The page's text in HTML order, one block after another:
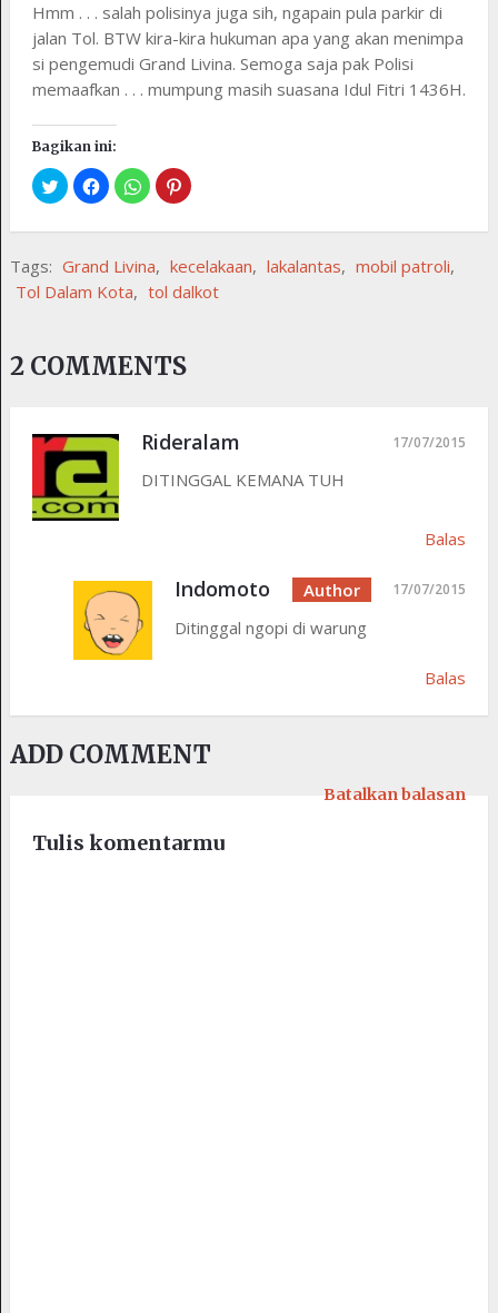
— dea mongkar (@deamongkar)July 17,
2015
Hmm . . . salah polisinya juga sih, ngapain pula parkir di
jalan Tol. BTW kira-kira hukuman apa yang akan menimpa
si pengemudi Grand Livina. Semoga saja pak Polisi
memaafkan . . . mumpung masih suasana Idul Fitri 1436H.
Bagikan ini:
Tags: Grand Livina, kecelakaan, lakalantas, mobil patroli,
Tol Dalam Kota, tol dalkot
2 COMMENTS
Rideralam 17/07/2015
DITINGGAL KEMANA TUH
Balas
Indomoto 17/07/2015
Ditinggal ngopi di warung
Balas
ADD COMMENT
Tulis komentarmu
Batalkan balasan